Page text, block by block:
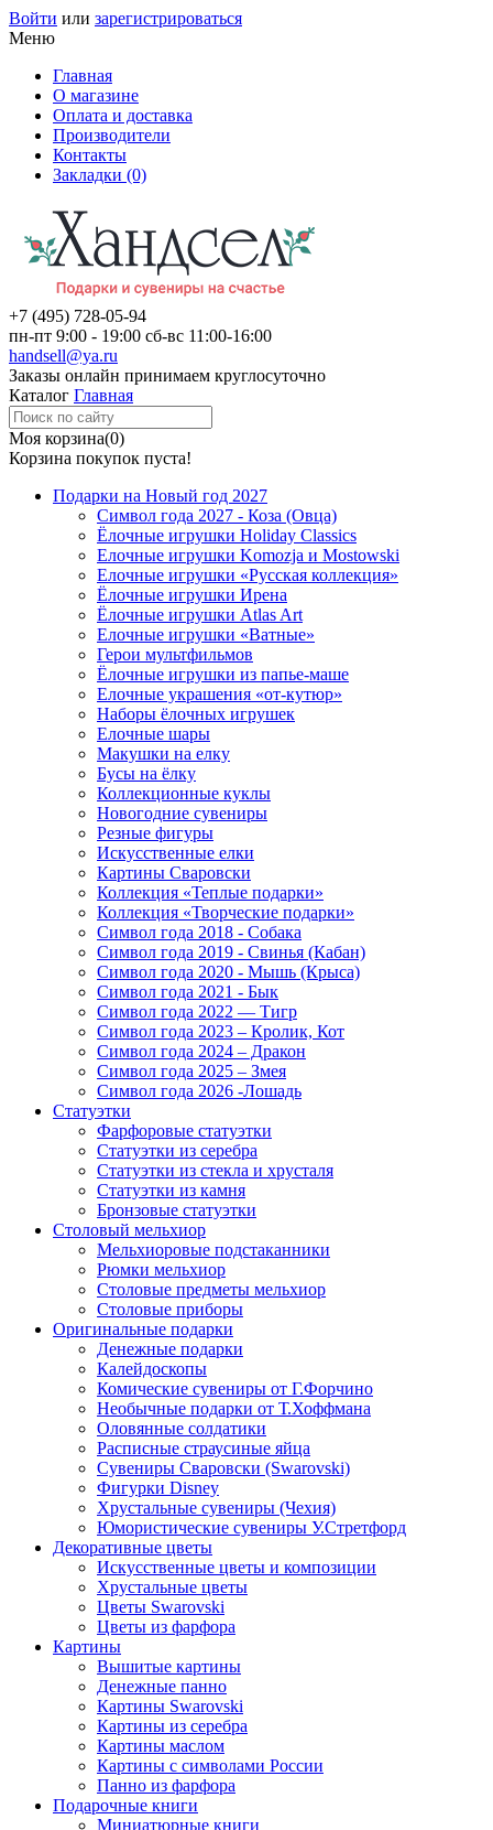
Войти или зарегистрироваться
Меню
Главная
О магазине
Оплата и доставка
Производители
Контакты
Закладки (0)
+7 (495) 728-05-94
пн-пт 9:00 - 19:00 сб-вс 11:00-16:00
handsell@ya.ru
Заказы онлайн принимаем круглосуточно
Каталог Главная
Моя корзина(0)
Корзина покупок пуста!
Подарки на Новый год 2027
Символ года 2027 - Коза (Овца)
Ёлочные игрушки Holiday Classics
Елочные игрушки Komozja и Mostowski
Елочные игрушки «Русская коллекция»
Ёлочные игрушки Ирена
Ёлочные игрушки Atlas Art
Елочные игрушки «Ватные»
Герои мультфильмов
Ёлочные игрушки из папье-маше
Елочные украшения «от-кутюр»
Наборы ёлочных игрушек
Елочные шары
Макушки на елку
Бусы на ёлку
Коллекционные куклы
Новогодние сувениры
Резные фигуры
Искусственные елки
Картины Сваровски
Коллекция «Теплые подарки»
Коллекция «Творческие подарки»
Символ года 2018 - Собака
Символ года 2019 - Свинья (Кабан)
Символ года 2020 - Мышь (Крыса)
Символ года 2021 - Бык
Символ года 2022 — Тигр
Символ года 2023 – Кролик, Кот
Символ года 2024 – Дракон
Символ года 2025 – Змея
Символ года 2026 -Лошадь
Статуэтки
Фарфоровые статуэтки
Статуэтки из серебра
Статуэтки из стекла и хрусталя
Статуэтки из камня
Бронзовые статуэтки
Столовый мельхиор
Мельхиоровые подстаканники
Рюмки мельхиор
Столовые предметы мельхиор
Столовые приборы
Оригинальные подарки
Денежные подарки
Калейдоскопы
Комические сувениры от Г.Форчино
Необычные подарки от Т.Хоффмана
Оловянные солдатики
Расписные страусиные яйца
Сувениры Сваровски (Swarovski)
Фигурки Disney
Хрустальные сувениры (Чехия)
Юмористические сувениры У.Стретфорд
Декоративные цветы
Искусственные цветы и композиции
Хрустальные цветы
Цветы Swarovski
Цветы из фарфора
Картины
Вышитые картины
Денежные панно
Картины Swarovski
Картины из серебра
Картины маслом
Картины с символами России
Панно из фарфора
Подарочные книги
Миниатюрные книги